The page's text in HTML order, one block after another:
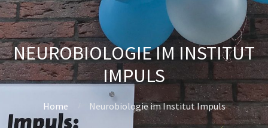
NEUROBIOLOGIE IM INSTITUT
IMPULS
Home Neurobiologie im Institut Impuls